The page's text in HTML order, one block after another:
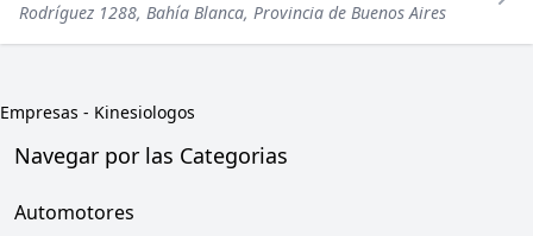
Rodríguez 1288, Bahía Blanca, Provincia de Buenos Aires
Empresas - Kinesiologos
Navegar por las Categorias
Automotores